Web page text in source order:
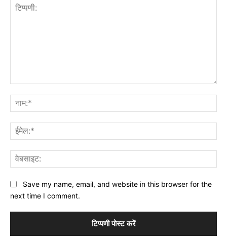
Save my name, email, and website in this browser for the
next time I comment.